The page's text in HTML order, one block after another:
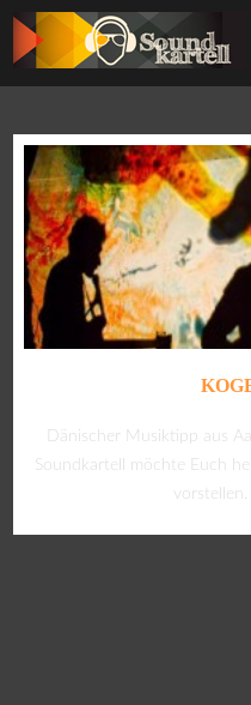
Dänischer Musiktipp aus
Soundkartell möchte Euch
vorstellen.